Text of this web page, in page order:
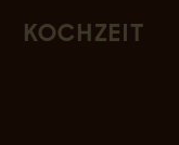
KOCHZEIT